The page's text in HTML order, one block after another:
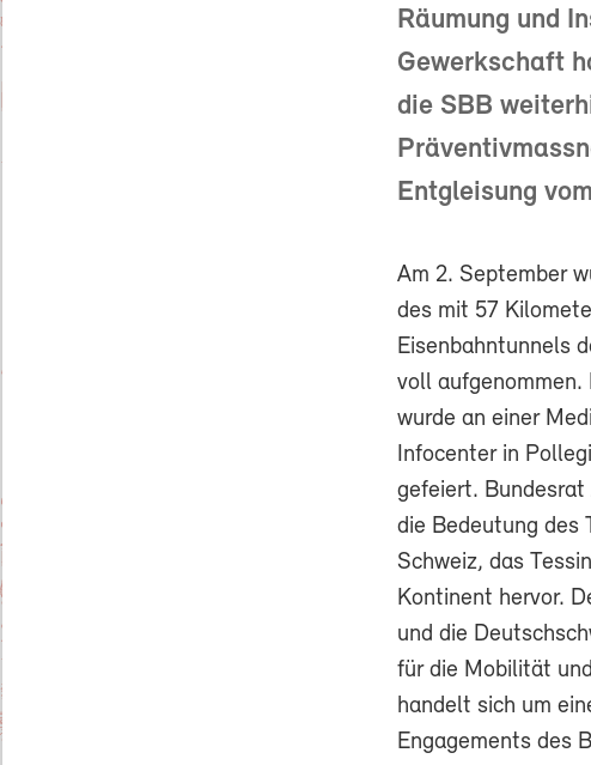
Räumung und
Gewerkschaft
die SBB
Entgleisung
Am 2. September
des mit 57
Eisenbahntunnels
voll aufgenommen.
wurde an einer
Infocenter in
gefeiert.
die Bedeutung des
Schweiz, das
Kontinent hervor.
und die
für die Mobilität
handelt sich um
Engagements des